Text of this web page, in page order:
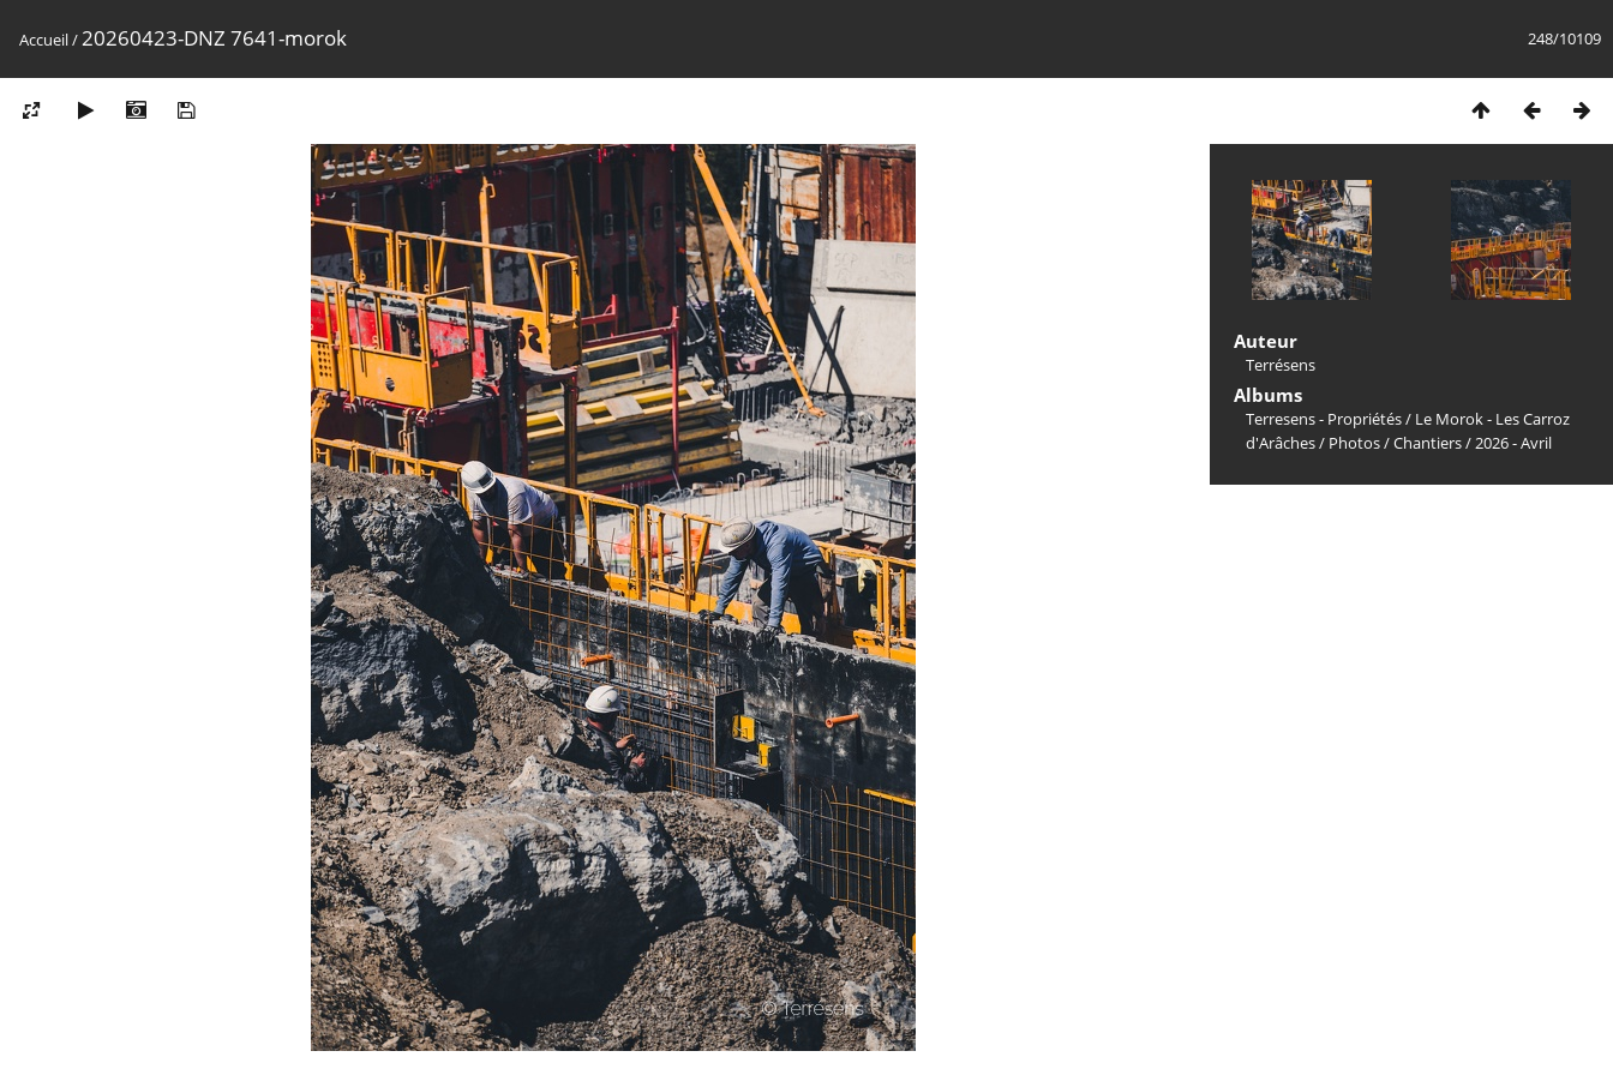
248/10109
Accueil/20260423-DNZ 7641-morok
Auteur
Terrésens
Albums
Terresens - Propriétés/ Le Morok - Les Carroz
d'Arâches/ Photos/Chantiers/2026 - Avril